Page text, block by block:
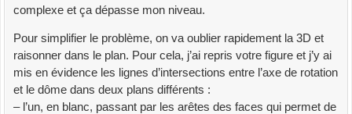
complexe et ça dépasse mon niveau.
Pour simplifier le problème, on va oublier rapidement la 3D et
raisonner dans le plan. Pour cela, j’ai repris votre figure et j’y ai
mis en évidence les lignes d’intersections entre l’axe de rotation
et le dôme dans deux plans différents :
– l’un, en blanc, passant par les arêtes des faces qui permet de